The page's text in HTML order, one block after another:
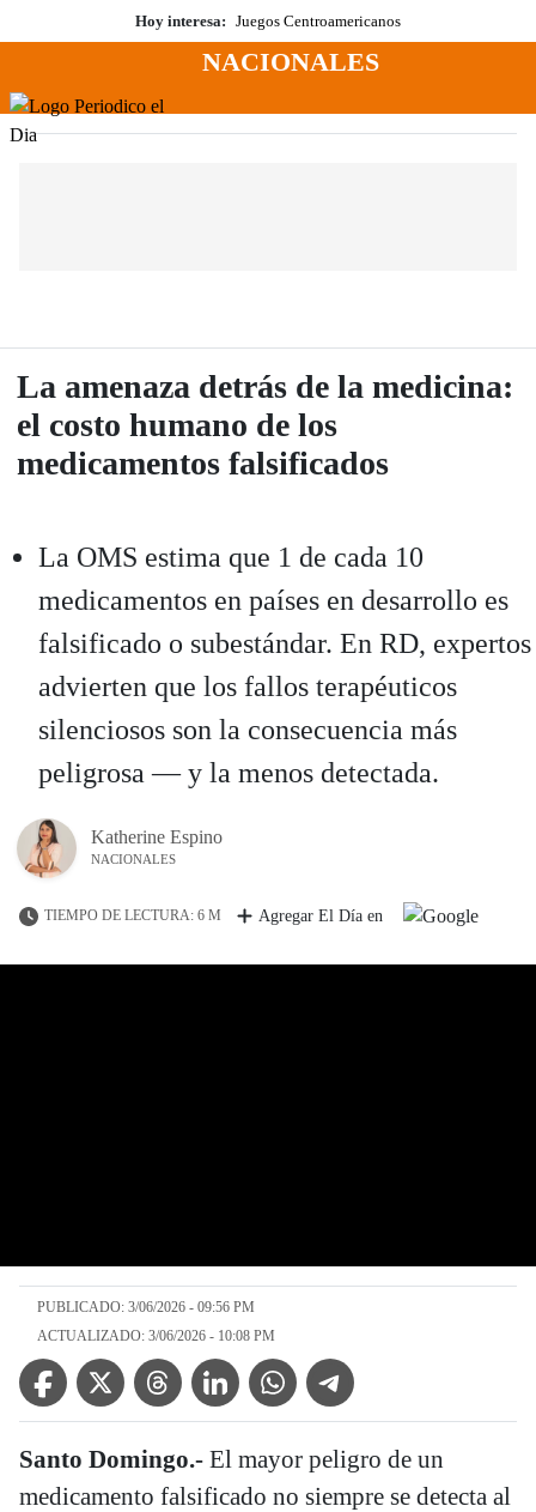
al
Hoy interesa: Juegos Centroamericanos
Menú
NACIONALES
La amenaza detrás de la medicina:
el costo humano de los
medicamentos falsificados
La OMS estima que 1 de cada 10
medicamentos en países en desarrollo es
falsificado o subestándar. En RD, expertos
advierten que los fallos terapéuticos
silenciosos son la consecuencia más
peligrosa — y la menos detectada.
Katherine Espino
NACIONALES
TIEMPO DE LECTURA: 6 M Agregar El Día en
PUBLICADO: 3/06/2026 - 09:56 PM
ACTUALIZADO: 3/06/2026 - 10:08 PM
Facebook IconTwitter IconThreads IconLinkedin IconWhatsApp IconTelegram Icon
Santo Domingo.- El mayor peligro de un
medicamento falsificado no siempre se detecta al